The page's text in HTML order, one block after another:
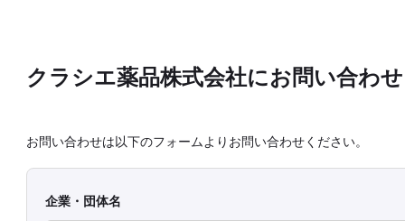
クラシエ薬品株式会社にお問い合わせ
お問い合わせは以下のフォームよりお問い合わせください。
企業・団体名